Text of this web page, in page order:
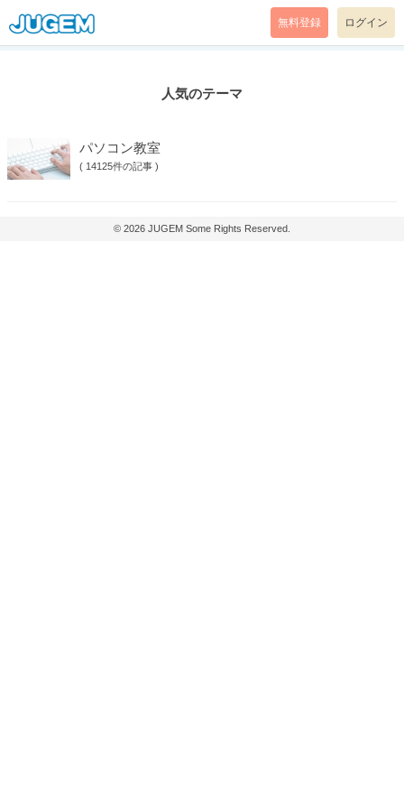
無料登録 ログイン
人気のテーマ
パソコン教室
( 14125件の記事 )
© 2026 JUGEM Some Rights Reserved.